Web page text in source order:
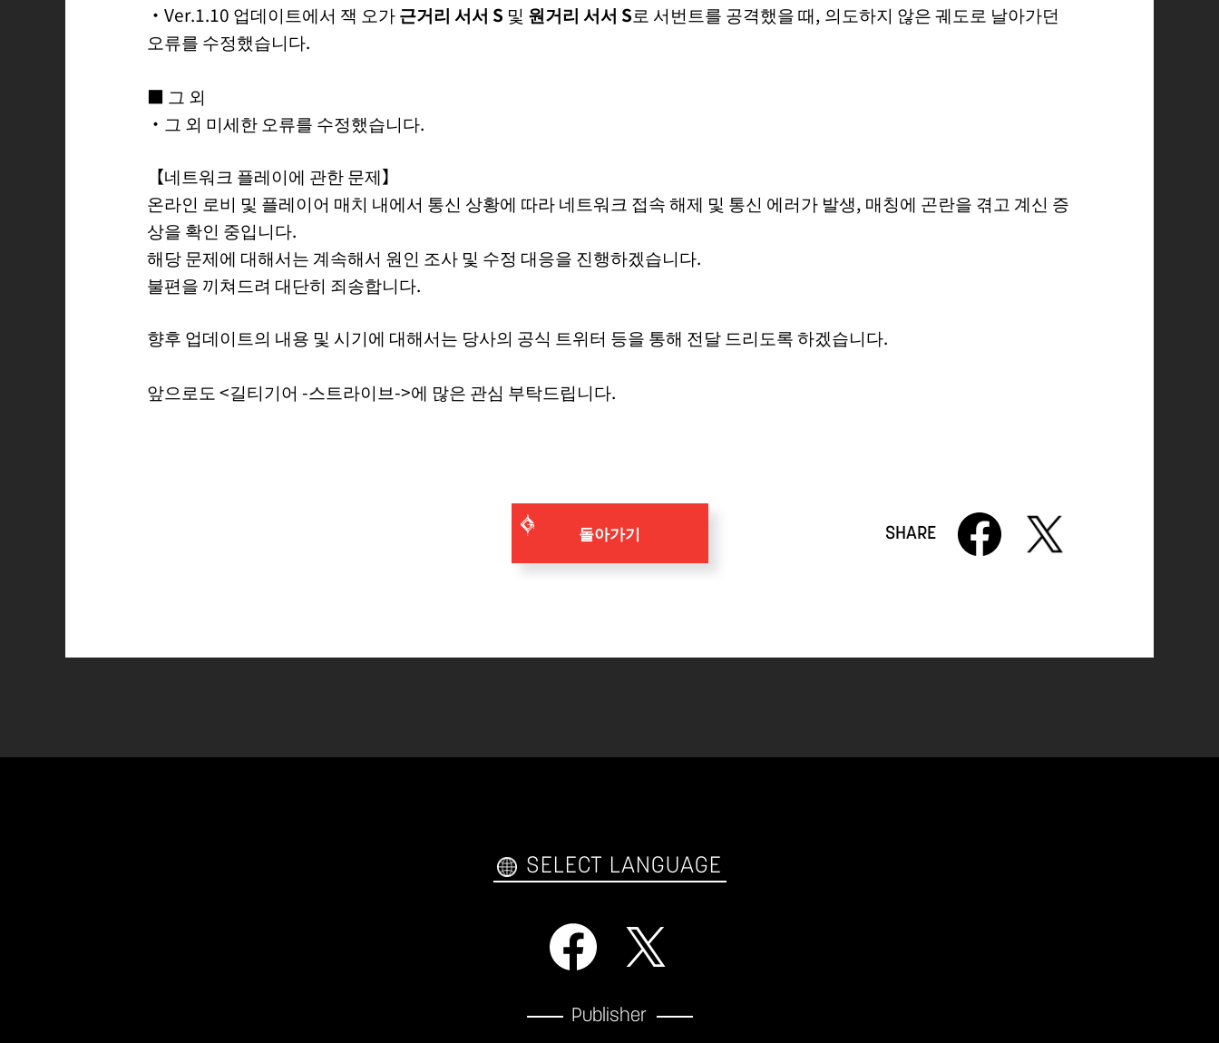
・Ver.1.10 업데이트에서 잭 오가근거리 서서 S 및 원거리 서서 S로 서번트를 공격했을 때, 의도하지 않은 궤도로 날아가던
오류를 수정했습니다.
■ 그 외
・그 외 미세한 오류를 수정했습니다.
【네트워크 플레이에 관한 문제】
온라인 로비 및 플레이어 매치 내에서 통신 상황에 따라 네트워크 접속 해제 및 통신 에러가 발생, 매칭에 곤란을 겪고 계신 증
상을 확인 중입니다.
해당 문제에 대해서는 계속해서 원인 조사 및 수정 대응을 진행하겠습니다.
불편을 끼쳐드려 대단히 죄송합니다.
향후 업데이트의 내용 및 시기에 대해서는 당사의 공식 트위터 등을 통해 전달 드리도록 하겠습니다.
앞으로도 <길티기어 -스트라이브->에 많은 관심 부탁드립니다.
돌아가기
SELECT LANGUAGE
Publisher